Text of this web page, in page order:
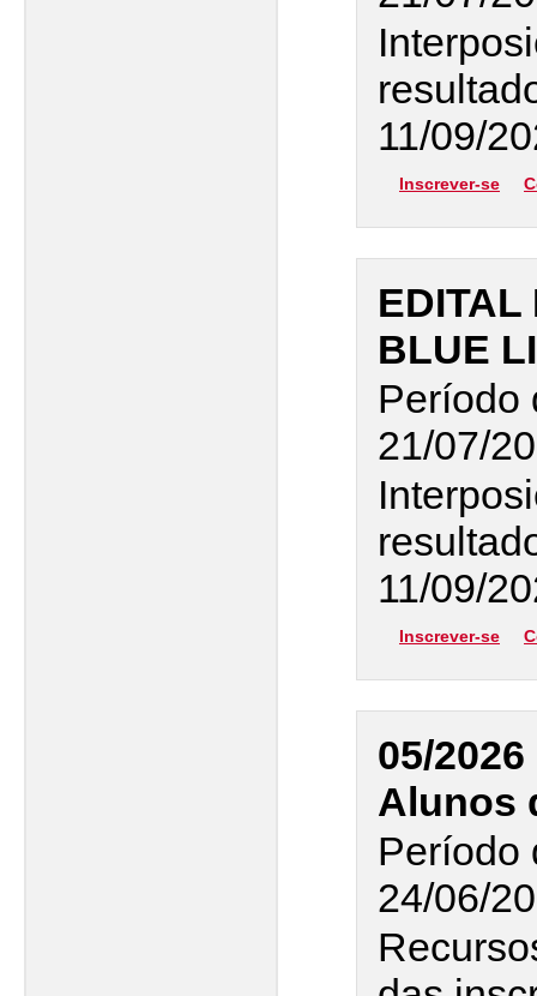
11/09/
Inscrever-se
EDITAL
BLUE
Período
21/07/
11/09/
Inscrever-se
05/
Alunos
Período
24/06/